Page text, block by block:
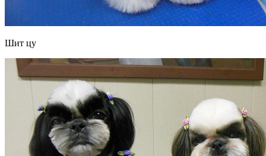
Шит цу